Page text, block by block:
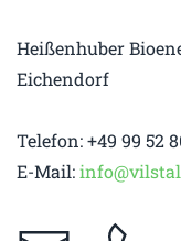
Heißenhuber
Eichendorf
Telefon: +49 99 52
E-Mail: